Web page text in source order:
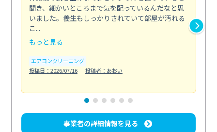
聞き、細かいところまで気を配っているんだなと思
いました。養生もしっかりされていて部屋が汚れる
こ...
もっと見る
エアコンクリーニング
投稿日：2026/07/16
投稿者：あおい
事業者の詳細情報を見る